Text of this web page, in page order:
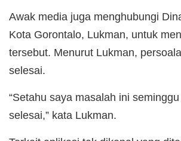
Awak media juga menghubungi
Kota Gorontalo, Lukman, untuk
tersebut. Menurut Lukman,
selesai.
“Setahu saya masalah ini
selesai,” kata Lukman.